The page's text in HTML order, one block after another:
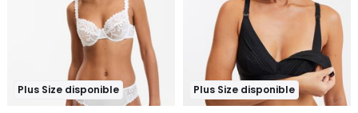
Plus Size disponible Plus Size disponible